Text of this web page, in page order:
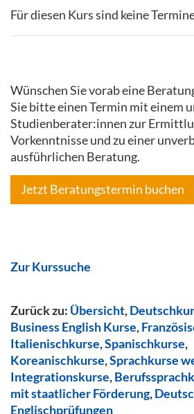
Für diesen Kurs sind keine
Wünschen Sie vorab eine
Sie bitte einen Termin mit einem
Studienberater:innen zur
Vorkenntnisse und zu einer
ausführlichen Beratung.
Jetzt Beratungstermin buchen
Zur Kurssuche
Zurück zu: Übersicht,
Business English Kurse,
Italienischkurse,Spanischkurse,
Koreanischkurse,Sprachkurse
Integrationskurse,
mit staatlicher Förderung,
Englischprüfungen